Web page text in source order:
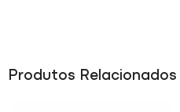
Produtos Relacionados